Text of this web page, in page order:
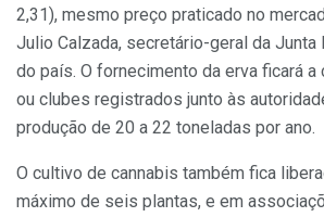
2,31), mesmo preço praticado no
Julio Calzada, secretário-geral da Junta
do país. O fornecimento da erva ficará
ou clubes registrados junto às
produção de 20 a 22 toneladas por ano.
O cultivo de cannabis também fica
máximo de seis plantas, e em